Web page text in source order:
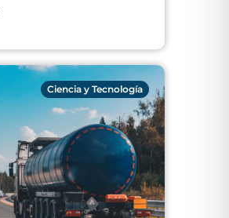
Ciencia y Tecnología